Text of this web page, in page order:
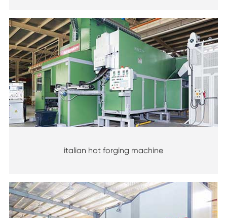
italian hot forging machine